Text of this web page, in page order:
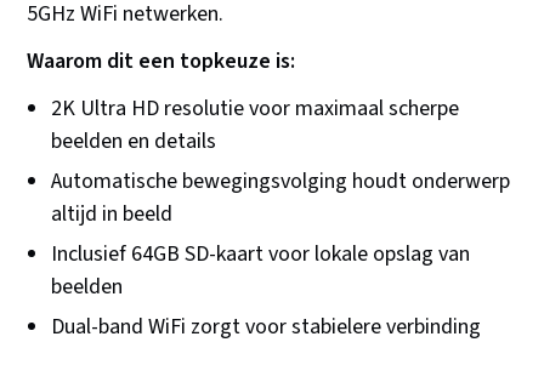
5GHz WiFi netwerken.
Waarom dit een topkeuze is:
2K Ultra HD resolutie voor maximaal scherpe
beelden en details
Automatische bewegingsvolging houdt onderwerp
altijd in beeld
Inclusief 64GB SD-kaart voor lokale opslag van
beelden
Dual-band WiFi zorgt voor stabielere verbinding